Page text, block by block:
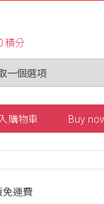
積分
Diamond with Pear
購物車 Buy
運費